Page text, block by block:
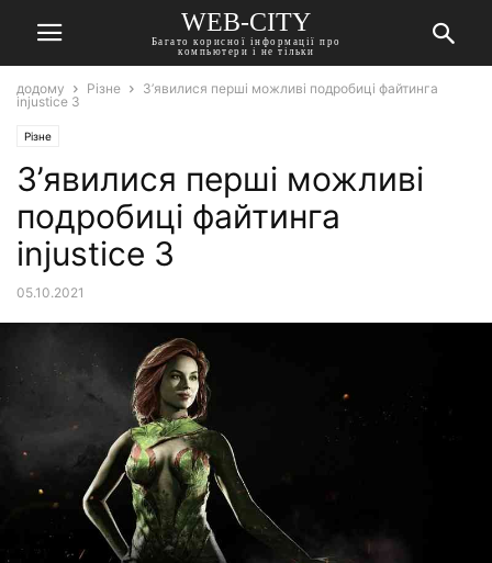
WEB-CITY
Багато корисної інформації про
компьютери і не тільки
додому Різне
З’явилися перші можливі подробиці файтинга
injustice 3
Різне
З’явилися перші можливі
подробиці файтинга
injustice 3
05.10.2021